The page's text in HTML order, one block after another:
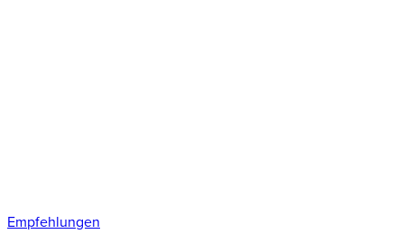
Empfehlungen